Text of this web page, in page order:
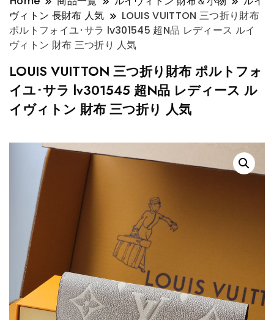
ヴィトン 長財布 人気
LOUIS VUITTON 三つ折り財布
ポルトフォイユ･サラ lv301545 超N品 レディース ルイ
ヴィトン 財布 三つ折り 人気
LOUIS VUITTON 三つ折り財布 ポルトフォ
イユ･サラ lv301545 超N品 レディース ル
イヴィトン 財布 三つ折り 人気